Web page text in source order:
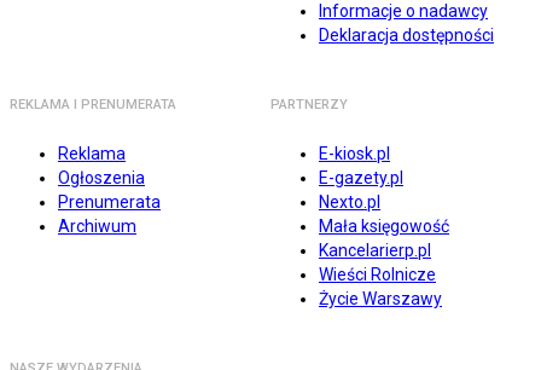
Informacje o nadawcy
Deklaracja dostępności
REKLAMA I PRENUMERATA
Reklama
Ogłoszenia
Prenumerata
Archiwum
PARTNERZY
E-kiosk.pl
E-gazety.pl
Nexto.pl
Mała księgowość
Kancelarierp.pl
Wieści Rolnicze
Życie Warszawy